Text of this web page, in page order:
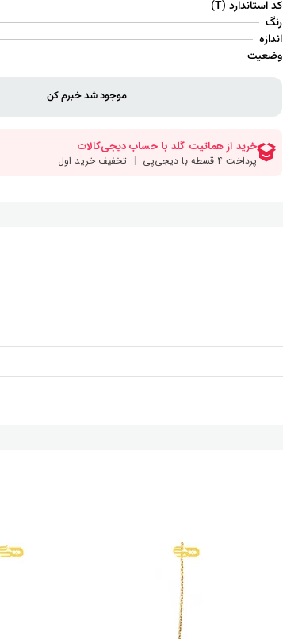
کد استاندارد (T)
رنگ
اندازه
وضعیت
موجود شد خبرم کن